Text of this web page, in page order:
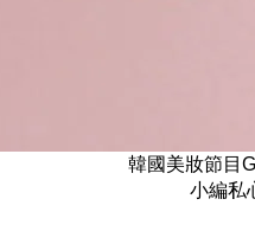
韓國美妝節目
小編私